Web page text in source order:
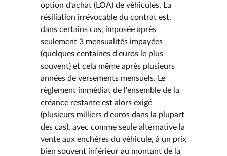
option d'achat (LOA) de véhicules. La
résiliation irrévocable du contrat est,
dans certains cas, imposée après
seulement 3 mensualités impayées
(quelques centaines d'euros le plus
souvent) et cela même après plusieurs
années de versements mensuels. Le
règlement immédiat de l'ensemble de la
créance restante est alors exigé
(plusieurs milliers d'euros dans la plupart
des cas), avec comme seule alternative la
vente aux enchères du véhicule, à un prix
bien souvent inférieur au montant de la